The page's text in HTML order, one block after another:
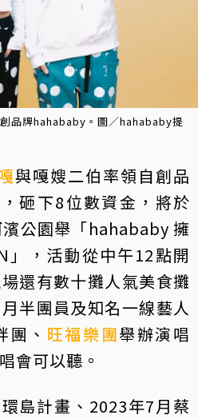
品牌hahababy。圖／hahababy提
與嘎嫂二伯率領自創品
砸下8位數資金，將於
公園舉「hahababy 擁
」，活動從中午12點開
還有數十攤人氣美食攤
半團員及知名一線藝人
團、 旺福樂團舉辦演唱
會可以聽。
島計畫、2023年7月蔡